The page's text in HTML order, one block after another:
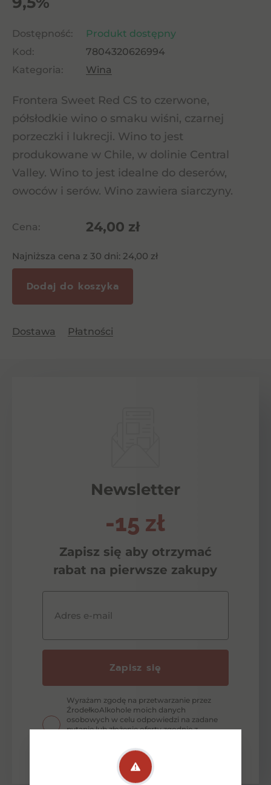
Dostępność:
Produkt dostępny
Kod:
7804320626994
Kategoria:
Wina
Frontera Sweet Red CS to czerwone,
półsłodkie wino o smaku wiśni, czarnej
porzeczki i lukrecji. Wino to jest
produkowane w Chile, w dolinie Central
Valley. Wino to jest idealne do deserów,
owoców i serów. Wino zawiera siarczyny.
Cena: 24,00 zł
Najniższa cena z 30 dni: 24,00 zł
Dodaj do koszyka
Dostawa Płatności
Newsletter
-15 zł
Zapisz się aby otrzymać
rabat na pierwsze zakupy
Adres e-mail
Zapisz się
Wyrażam zgodę na przetwarzanie przez
ŹrodełkoAlkohole moich danych
osobowych w celu odpowiedzi na zadane
pytanie lub złożenie oferty zgodnie z
wyrażonych w Polityce Prywatności.